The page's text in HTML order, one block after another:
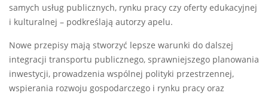
samych usług publicznych, rynku pracy czy oferty edukacyjnej
i kulturalnej – podkreślają autorzy apelu.
Nowe przepisy mają stworzyć lepsze warunki do dalszej
integracji transportu publicznego, sprawniejszego planowania
inwestycji, prowadzenia wspólnej polityki przestrzennej,
wspierania rozwoju gospodarczego i rynku pracy oraz